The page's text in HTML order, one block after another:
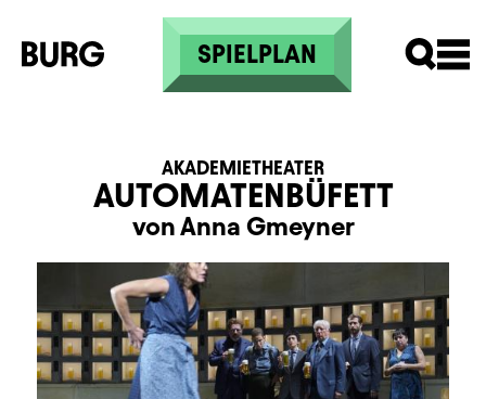
Direkt zum Inhalt
SPIELPLAN
AUTOMATENBÜFETT
AKADEMIETHEATER
von Anna Gmeyner